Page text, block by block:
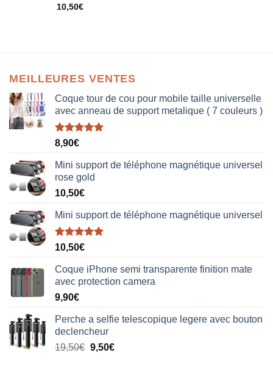
10,50€
MEILLEURES VENTES
Coque tour de cou pour mobile taille universelle
avec anneau de support metalique ( 7 couleurs )
Note5.00
8,90€
Mini support de téléphone magnétique universel
rose gold
10,50€
Mini support de téléphone magnétique universel
Note5.00
10,50€
Coque iPhone semi transparente finition mate
avec protection camera
9,90€
Perche a selfie telescopique legere avec bouton
declencheur
19,50€ 9,50€